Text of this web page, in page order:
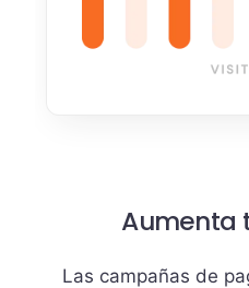
Aumenta
Las campañas de